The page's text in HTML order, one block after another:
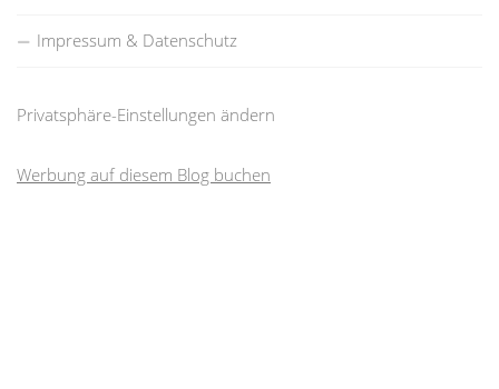
Impressum & Datenschutz
Privatsphäre-Einstellungen ändern
Werbung auf diesem Blog buchen